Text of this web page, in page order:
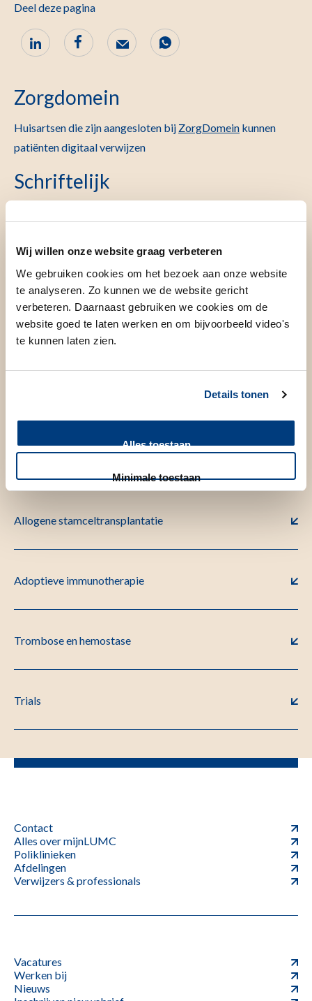
Wij willen onze website graag verbeteren
We gebruiken cookies om het bezoek aan onze website
te analyseren. Zo kunnen we de website gericht
verbeteren. Daarnaast gebruiken we cookies om de
website goed te laten werken en om bijvoorbeeld video's
te kunnen laten zien.
Details tonen
Alles toestaan
Minimale toestaan
Deel deze pagina
Zorgdomein
Huisartsen die zijn aangesloten bij ZorgDomein kunnen
patiënten digitaal verwijzen
Schriftelijk
Postbus 9600
2300 RC LEIDEN
Verwijsbrief
… Toon meer
Lees meer
Allogene stamceltransplantatie
Adoptieve immunotherapie
Trombose en hemostase
Trials
Contact
Alles over mijnLUMC
Poliklinieken
Afdelingen
Verwijzers & professionals
Vacatures
Werken bij
Nieuws